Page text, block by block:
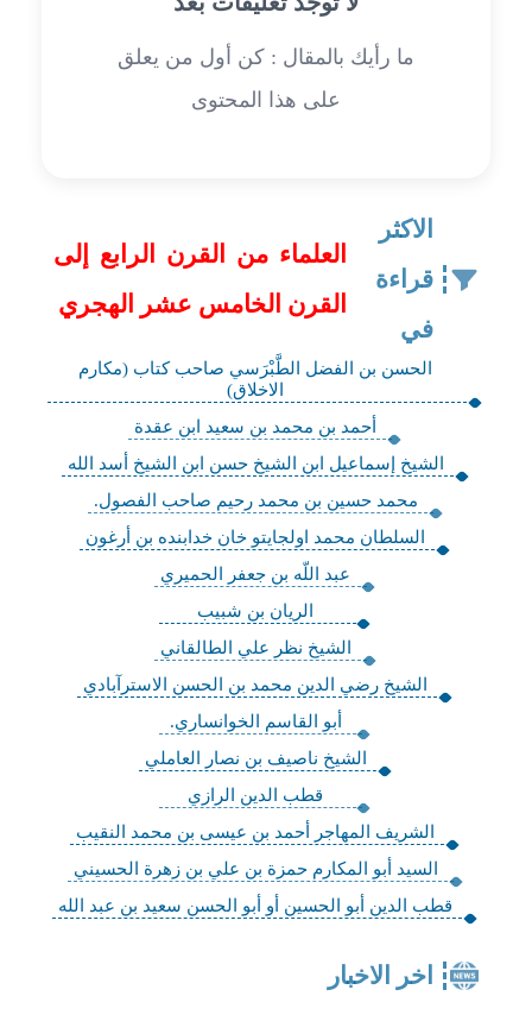
ما رأيك بالمقال : كن أول من يعلق
على هذا المحتوى
الاكثر
قراءة
في
العلماء من القرن الرابع إلى
القرن الخامس عشر الهجري
الحسن بن الفضل الطَّبْرَسي صاحب كتاب (مكارم
الاخلاق)
أحمد بن محمد بن سعيد ابن عقدة
الشيخ إسماعيل ابن الشيخ حسن ابن الشيخ أسد الله
محمد حسين بن محمد رحيم صاحب الفصول.
السلطان محمد اولجايتو خان خدابنده بن أرغون
عبد اللّه بن جعفر الحميري
الريان بن شبيب
الشيخ نظر علي الطالقاني
الشيخ رضي الدين محمد بن الحسن الاسترآبادي
أبو القاسم الخوانساري.
الشيخ ناصيف بن نصار العاملي
قطب الدين الرازي
الشريف المهاجر أحمد بن عيسى بن محمد النقيب
السيد أبو المكارم حمزة بن علي بن زهرة الحسيني
قطب الدين أبو الحسين أو أبو الحسن سعيد بن عبد الله
اخر الاخبار